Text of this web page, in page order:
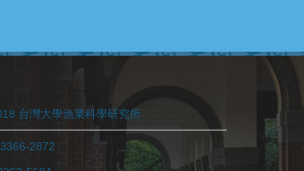
台灣大學漁業科學研究所
2872